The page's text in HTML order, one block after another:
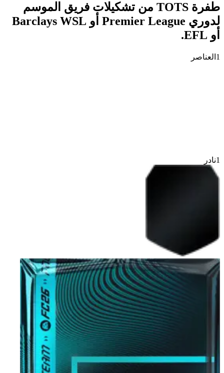
طفرة TOTS من تشكيلات فريق الموسم
لدوري Premier League أو Barclays WSL
أو EFL.
1 العناصر
1نادر